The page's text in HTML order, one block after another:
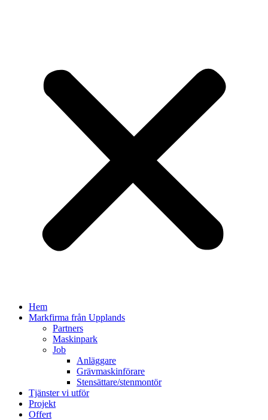
Hem
Markfirma från Upplands
Partners
Maskinpark
Job
Anläggare
Grävmaskinförare
Stensättare/stenmontör
Tjänster vi utför
Projekt
Offert